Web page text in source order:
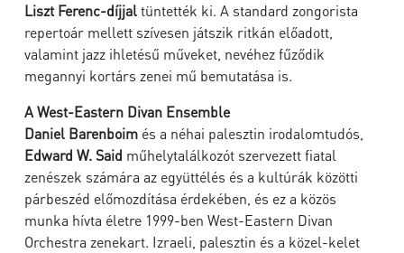
Liszt Ferenc-díjjaltüntették ki. A standard zongorista
repertoár mellett szívesen játszik ritkán előadott,
valamint jazz ihletésű műveket, nevéhez fűződik
megannyi kortárs zenei mű bemutatása is.
A West-Eastern Divan Ensemble
Daniel Barenboim és a néhai palesztin irodalomtudós,
Edward W. Said műhelytalálkozót szervezett fiatal
zenészek számára az együttélés és a kultúrák közötti
párbeszéd előmozdítása érdekében, és ez a közös
munka hívta életre 1999-ben West-Eastern Divan
Orchestra zenekart. Izraeli, palesztin és a közel-kelet